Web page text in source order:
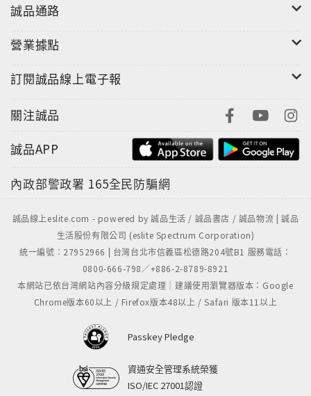
誠品通路
營業據點
訂閱誠品線上電子報
關注誠品
誠品APP
內政部警政署 165全民防騙網
誠品線上eslite.com - powered by 誠品生活 / 誠品書店 / 誠品物流 | 誠品
生活股份有限公司 (eslite Spectrum Corporation)
統一編號：27952966 | 台灣台北市信義區松德路204號B1 服務電話：
0800-666-798／+886-2-8789-8921
本網站已依台灣網站內容分級規定處理｜建議使用瀏覽器版本：Google
Chrome版本60以上 / Firefox版本48以上 / Safari 版本11以上
Passkey Pledge
資通安全管理系統榮獲
ISO/IEC 27001認證